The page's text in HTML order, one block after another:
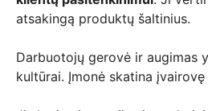
atsakingą produktų šaltinius.
Darbuotojų gerovė ir augimas
kultūrai. Įmonė skatina